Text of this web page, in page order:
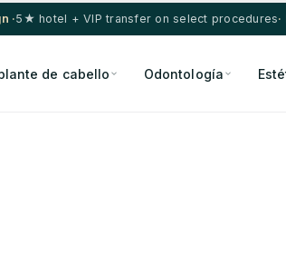
·5★ hotel + VIP transfer on select procedures
de cabello Odontología